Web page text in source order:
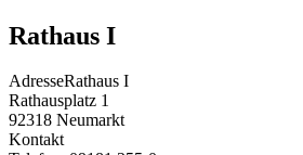
Rathaus I
AdresseRathaus I
Rathausplatz 1
92318 Neumarkt
Kontakt